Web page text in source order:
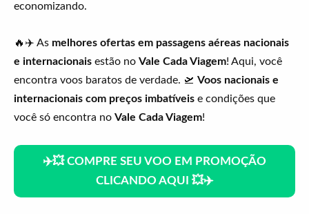
economizando.
🔥✈️ As melhores ofertas em passagens aéreas nacionais
e internacionais estão no Vale Cada Viagem! Aqui, você
encontra voos baratos de verdade. 🛫 Voos nacionais e
internacionais com preços imbatíveis e condições que
você só encontra no Vale Cada Viagem!
✈️💥 COMPRE SEU VOO EM PROMOÇÃO
CLICANDO AQUI 💥✈️